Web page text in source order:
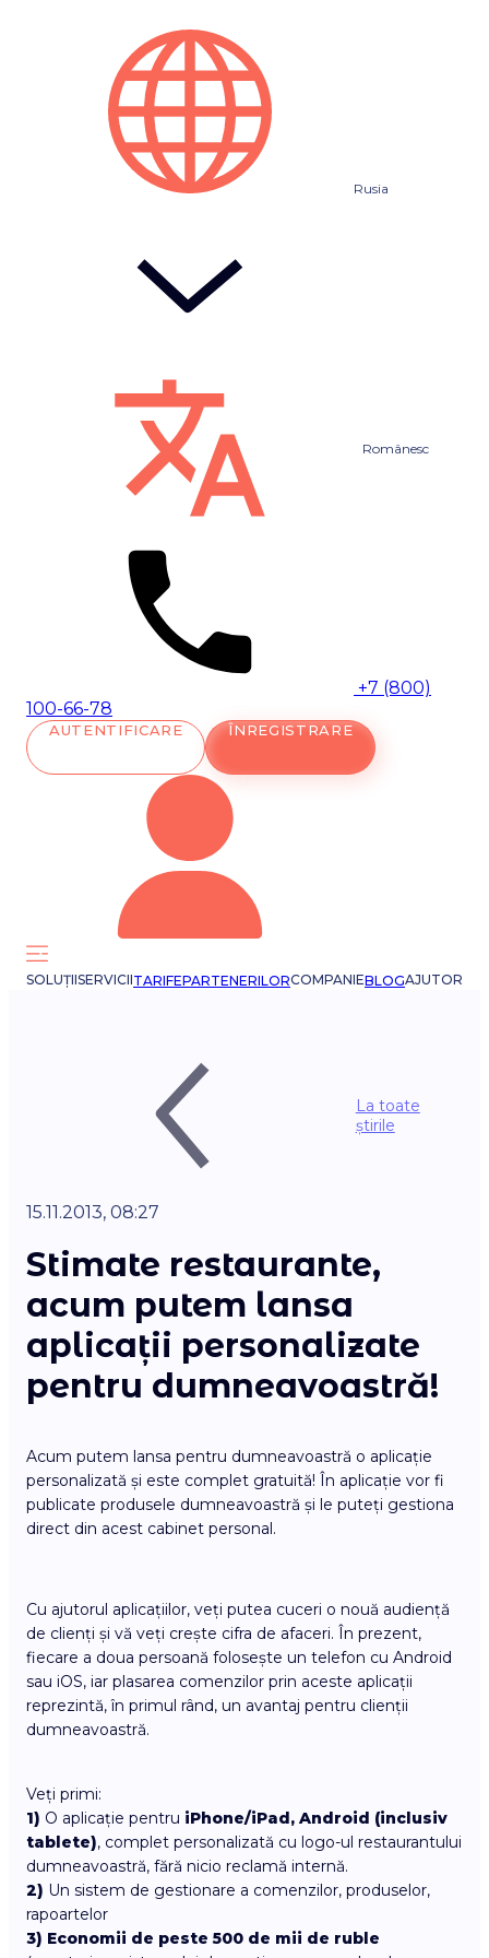
Rusia
Românesc
+7 (800)
100-66-78
AUTENTIFICARE ÎNREGISTRARE
SOLUȚIISERVICIITARIFEPARTENERILORCOMPANIEBLOGAJUTOR
La toate
știrile
15.11.2013, 08:27
Stimate restaurante,
acum putem lansa
aplicații personalizate
pentru dumneavoastră!
Acum putem lansa pentru dumneavoastră o aplicație
personalizată și este complet gratuită! În aplicație vor fi
publicate produsele dumneavoastră și le puteți gestiona
direct din acest cabinet personal.
Cu ajutorul aplicațiilor, veți putea cuceri o nouă audiență
de clienți și vă veți crește cifra de afaceri. În prezent,
fiecare a doua persoană folosește un telefon cu Android
sau iOS, iar plasarea comenzilor prin aceste aplicații
reprezintă, în primul rând, un avantaj pentru clienții
dumneavoastră.
Veți primi:
1) O aplicație pentru iPhone/iPad, Android (inclusiv
tablete), complet personalizată cu logo-ul restaurantului
dumneavoastră, fără nicio reclamă internă.
2) Un sistem de gestionare a comenzilor, produselor,
rapoartelor
3) Economii de peste 500 de mii de ruble